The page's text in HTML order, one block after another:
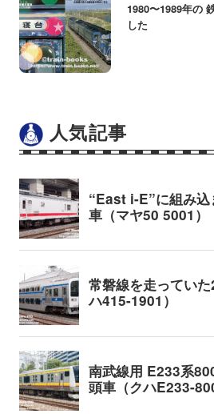
1980〜1989年の
した
人気記事